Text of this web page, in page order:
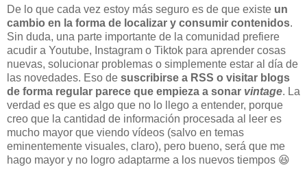
De lo que cada vez estoy más seguro es de que existe un
cambio en la forma de localizar y consumir contenidos.
Sin duda, una parte importante de la comunidad prefiere
acudir a Youtube, Instagram o Tiktok para aprender cosas
nuevas, solucionar problemas o simplemente estar al día de
las novedades. Eso de suscribirse a RSS o visitar blogs
de forma regular parece que empieza a sonar vintage. La
verdad es que es algo que no lo llego a entender, porque
creo que la cantidad de información procesada al leer es
mucho mayor que viendo vídeos (salvo en temas
eminentemente visuales, claro), pero bueno, será que me
hago mayor y no logro adaptarme a los nuevos tiempos 😆